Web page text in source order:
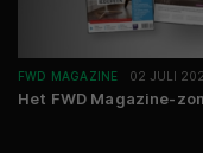
FWD MAGAZINE 02 JULI
Het FWD Magazine-